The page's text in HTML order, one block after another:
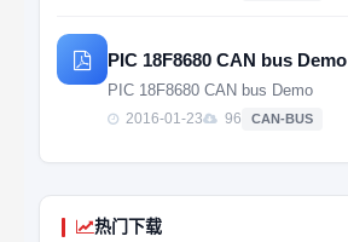
PIC 18F8680 CAN bus Demo
PIC 18F8680 CAN bus Demo
2016-01-23 96 CAN-BUS
热门下载